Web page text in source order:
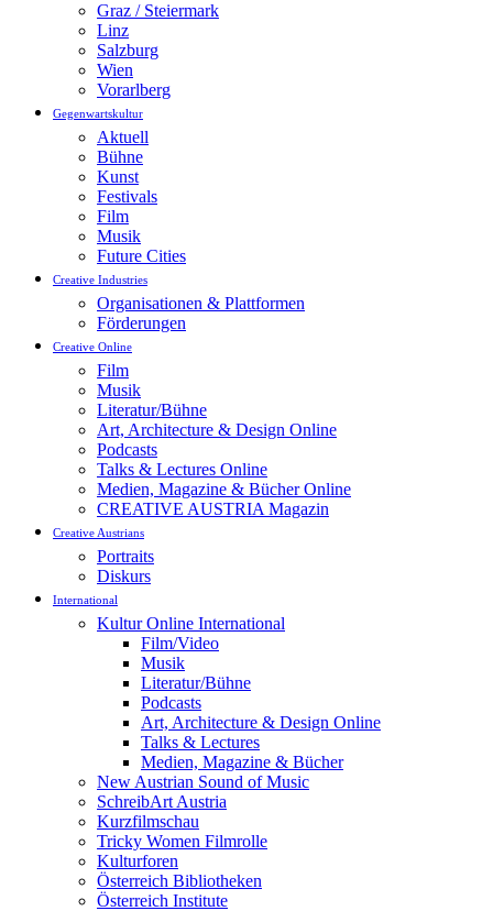
Graz / Steiermark
Linz
Salzburg
Wien
Vorarlberg
Gegenwartskultur
Aktuell
Bühne
Kunst
Festivals
Film
Musik
Future Cities
Creative Industries
Organisationen & Plattformen
Förderungen
Creative Online
Film
Musik
Literatur/Bühne
Art, Architecture & Design Online
Podcasts
Talks & Lectures Online
Medien, Magazine & Bücher Online
CREATIVE AUSTRIA Magazin
Creative Austrians
Portraits
Diskurs
International
Kultur Online International
Film/Video
Musik
Literatur/Bühne
Podcasts
Art, Architecture & Design Online
Talks & Lectures
Medien, Magazine & Bücher
New Austrian Sound of Music
SchreibArt Austria
Kurzfilmschau
Tricky Women Filmrolle
Kulturforen
Österreich Bibliotheken
Österreich Institute